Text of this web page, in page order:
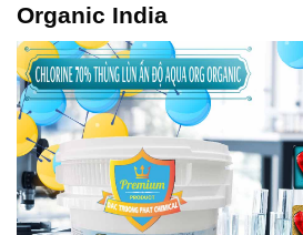
Organic India